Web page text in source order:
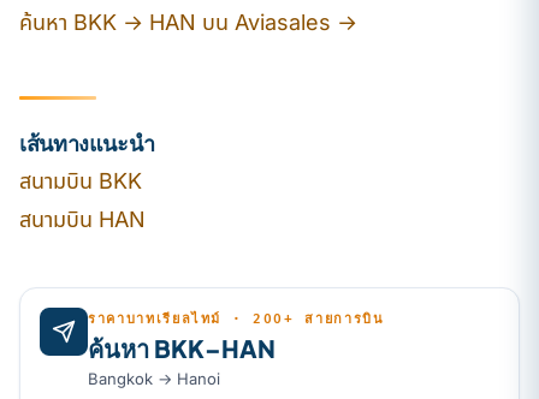
ค้นหา BKK → HAN บน Aviasales →
เส้นทางแนะนำ
สนามบิน BKK
สนามบิน HAN
ราคาบาทเรียลไทม์ · 200+ สายการบิน
ค้นหา BKK–HAN
Bangkok → Hanoi